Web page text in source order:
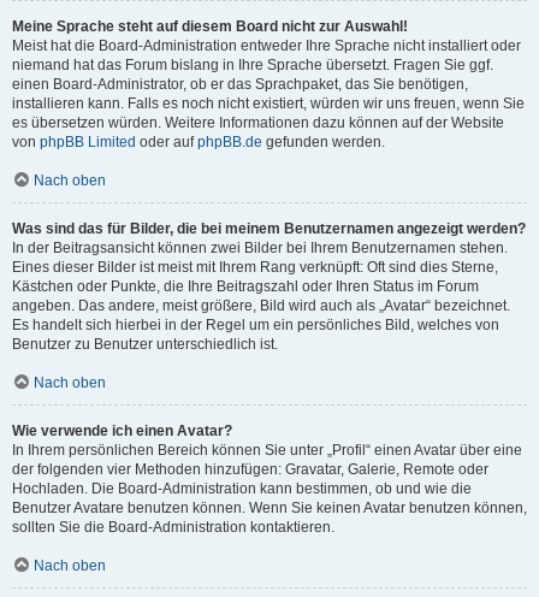
Meine Sprache steht auf diesem Board nicht zur Auswahl!
Meist hat die Board-Administration entweder Ihre Sprache nicht installiert oder
niemand hat das Forum bislang in Ihre Sprache übersetzt. Fragen Sie ggf.
einen Board-Administrator, ob er das Sprachpaket, das Sie benötigen,
installieren kann. Falls es noch nicht existiert, würden wir uns freuen, wenn Sie
es übersetzen würden. Weitere Informationen dazu können auf der Website
von phpBB Limited oder aufphpBB.de gefunden werden.
Nach oben
Was sind das für Bilder, die bei meinem Benutzernamen angezeigt werden?
In der Beitragsansicht können zwei Bilder bei Ihrem Benutzernamen stehen.
Eines dieser Bilder ist meist mit Ihrem Rang verknüpft: Oft sind dies Sterne,
Kästchen oder Punkte, die Ihre Beitragszahl oder Ihren Status im Forum
angeben. Das andere, meist größere, Bild wird auch als „Avatar“ bezeichnet.
Es handelt sich hierbei in der Regel um ein persönliches Bild, welches von
Benutzer zu Benutzer unterschiedlich ist.
Nach oben
Wie verwende ich einen Avatar?
In Ihrem persönlichen Bereich können Sie unter „Profil“ einen Avatar über eine
der folgenden vier Methoden hinzufügen: Gravatar, Galerie, Remote oder
Hochladen. Die Board-Administration kann bestimmen, ob und wie die
Benutzer Avatare benutzen können. Wenn Sie keinen Avatar benutzen können,
sollten Sie die Board-Administration kontaktieren.
Nach oben